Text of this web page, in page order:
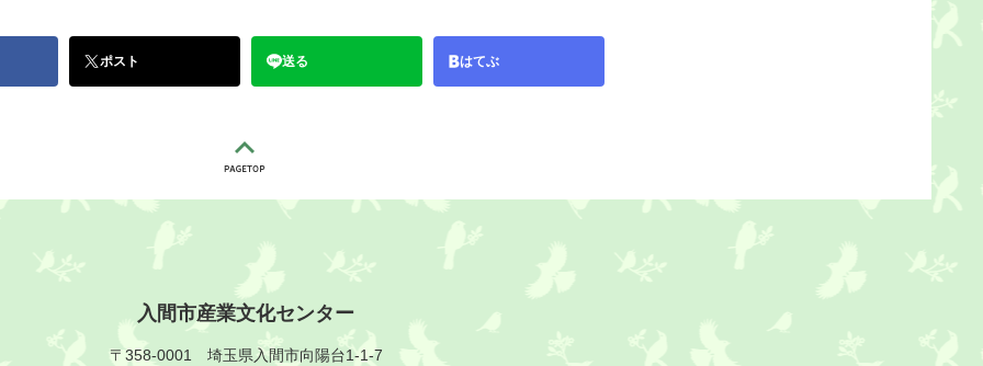
ポスト 送る はてぶ
入間市産業文化センター
〒358-0001 埼玉県入間市向陽台1-1-7